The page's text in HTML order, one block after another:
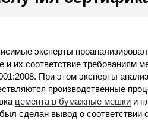
эксперты
и их соответствие требованиям
При этом эксперты
производственные
цемента в бумажные мешки и
был сделан вывод о